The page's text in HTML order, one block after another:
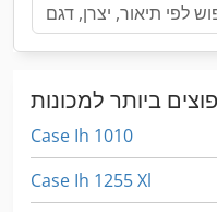
Case Ih 1010
Case Ih 1255 Xl